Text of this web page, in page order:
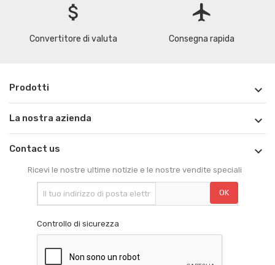
attach_money
Convertitore di valuta
flight
Consegna rapida
Prodotti 
La nostra azienda 
Contact us 
Ricevi le nostre ultime notizie e le nostre vendite speciali
Controllo di sicurezza